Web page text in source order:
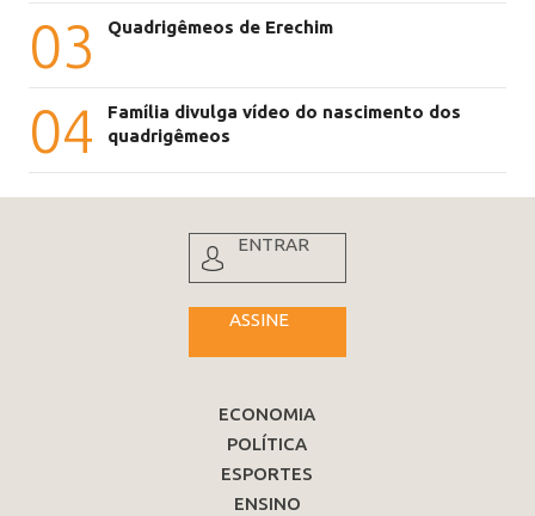
03 Quadrigêmeos de Erechim
04
Família divulga vídeo do nascimento dos
quadrigêmeos
ENTRAR
ASSINE
ECONOMIA
POLÍTICA
ESPORTES
ENSINO